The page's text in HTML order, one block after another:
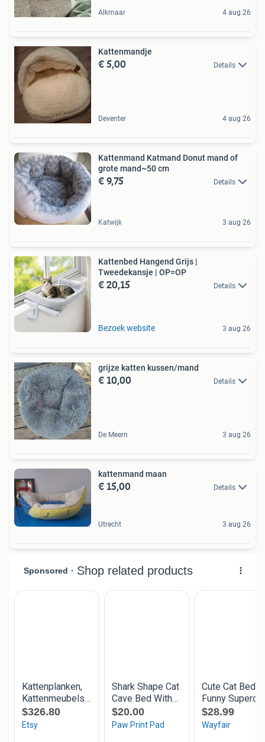
Alkmaar 4 aug 26
Kattenmandje
€ 5,00 Details
Deventer 4 aug 26
Kattenmand Katmand Donut mand of
grote mand~50 cm
€ 9,75 Details
Katwijk 3 aug 26
Kattenbed Hangend Grijs |
Tweedekansje | OP=OP
€ 20,15 Details
Bezoek website 3 aug 26
grijze katten kussen/mand
€ 10,00 Details
De Meern 3 aug 26
kattenmand maan
€ 15,00 Details
Utrecht 3 aug 26